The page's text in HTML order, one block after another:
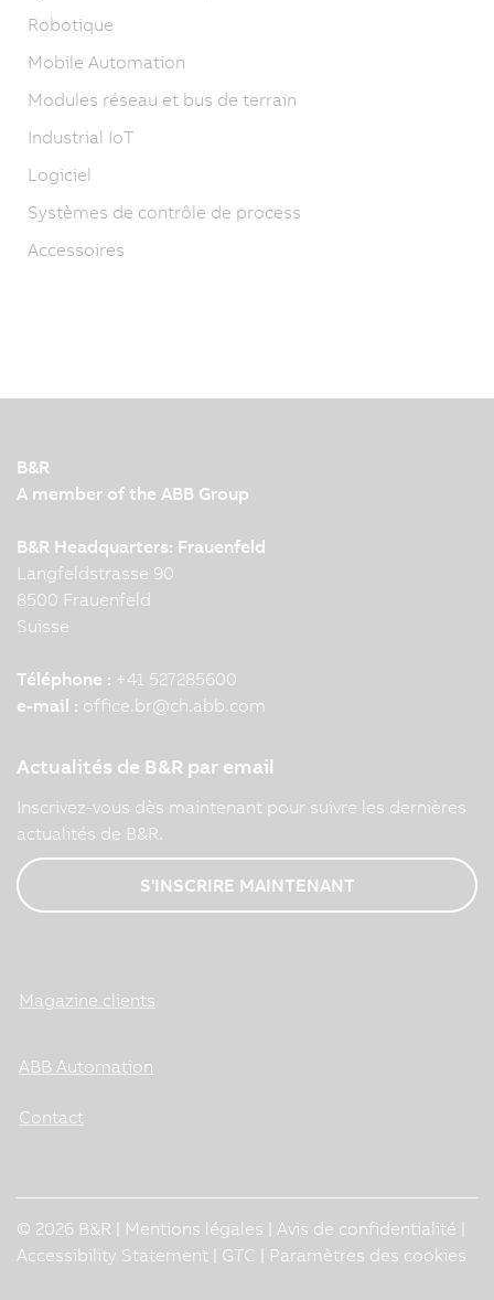
Robotique
Mobile Automation
Modules réseau et bus de terrain
Industrial IoT
Logiciel
Systèmes de contrôle de process
Accessoires
B&R
A member of the ABB Group
B&R Headquarters: Frauenfeld
Langfeldstrasse 90
8500 Frauenfeld
Suisse
Téléphone : +41 527285600
e-mail : office.br@ch.abb.com
Actualités de B&R par email
Inscrivez-vous dès maintenant pour suivre les dernières
actualités de B&R.
S'INSCRIRE MAINTENANT
Magazine clients
ABB Automation
Contact
© 2026 B&R | Mentions légales Avis de confidentialité
Accessibility Statement
GTC Paramètres des cookies